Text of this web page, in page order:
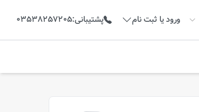
ورود یا ثبت نام پشتیبانی:
03538257205